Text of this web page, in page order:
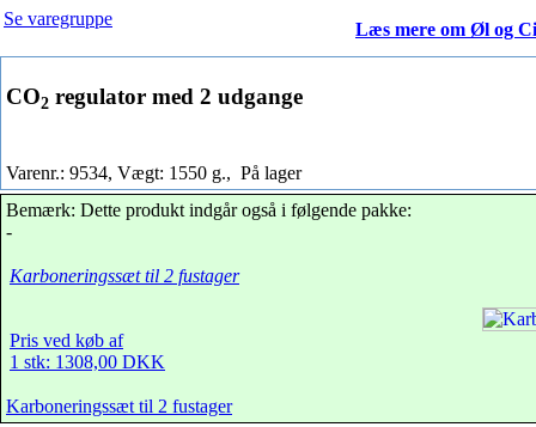
Se varegruppe
Læs mere om Øl og
CO2 regulator med 2 udgange
Varenr.: 9534, Vægt: 1550 g., På lager
Bemærk: Dette produkt indgår også i følgende pakke:
-
Karboneringssæt til 2 fustager
Pris ved køb af
1 stk: 1308,00 DKK
Karboneringssæt til 2 fustager